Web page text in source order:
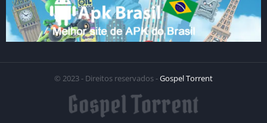
© 2023 - Direitos reservados -Gospel Torrent